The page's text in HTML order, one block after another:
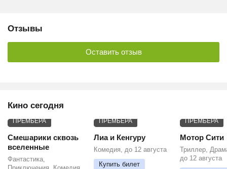
Отзывы
Оставить отзыв
Кино сегодня
ПРЕМЬЕРА
Смешарики сквозь
вселенные
Фантастика,
ПРЕМЬЕРА
Лиа и Кенгуру
Комедия, до 12 августа
Купить билет
ПРЕМЬЕРА
Мотор Сити
Триллер,
до 12 августа